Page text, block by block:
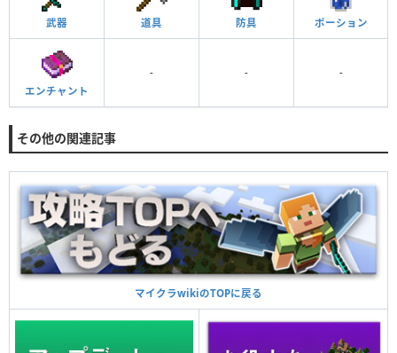
武器 道具 防具 ポーション
エンチャント
- - -
その他の関連記事
マイクラwikiのTOPに戻る